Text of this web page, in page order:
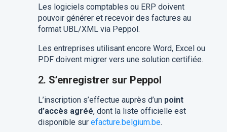
Les logiciels comptables ou ERP doivent
pouvoir générer et recevoir des factures au
format UBL/XML via Peppol.
Les entreprises utilisant encore Word, Excel ou
PDF doivent migrer vers une solution certifiée.
2. S’enregistrer sur Peppol
L’inscription s’effectue auprès d’un point
d’accès agréé, dont la liste officielle est
disponible sur efacture.belgium.be.